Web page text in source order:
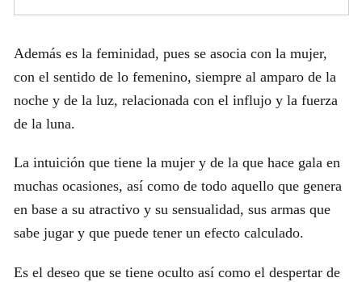
Además es la feminidad, pues se asocia con la mujer,
con el sentido de lo femenino, siempre al amparo de la
noche y de la luz, relacionada con el influjo y la fuerza
de la luna.
La intuición que tiene la mujer y de la que hace gala en
muchas ocasiones, así como de todo aquello que genera
en base a su atractivo y su sensualidad, sus armas que
sabe jugar y que puede tener un efecto calculado.
Es el deseo que se tiene oculto así como el despertar de